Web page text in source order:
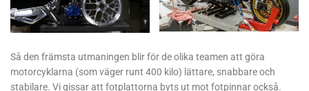
Så den främsta utmaningen blir för de olika teamen att göra
motorcyklarna (som väger runt 400 kilo) lättare, snabbare och
stabilare. Vi gissar att fotplattorna byts ut mot fotpinnar också.